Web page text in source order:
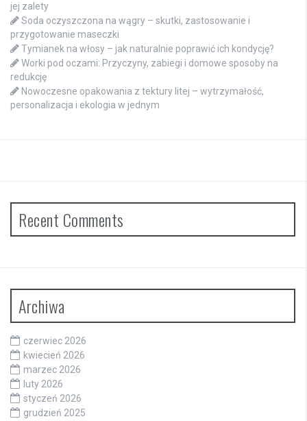
jej zalety
Soda oczyszczona na wągry – skutki, zastosowanie i
przygotowanie maseczki
Tymianek na włosy – jak naturalnie poprawić ich kondycję?
Worki pod oczami: Przyczyny, zabiegi i domowe sposoby na
redukcję
Nowoczesne opakowania z tektury litej – wytrzymałość,
personalizacja i ekologia w jednym
Recent Comments
Archiwa
czerwiec 2026
kwiecień 2026
marzec 2026
luty 2026
styczeń 2026
grudzień 2025